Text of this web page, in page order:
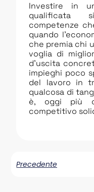
Investire in
qualificata
competenze
quando
che premia chi
voglia di
d’uscita
impieghi poco
del lavoro in
qualcosa di
è, oggi più
competitivo
Precedente